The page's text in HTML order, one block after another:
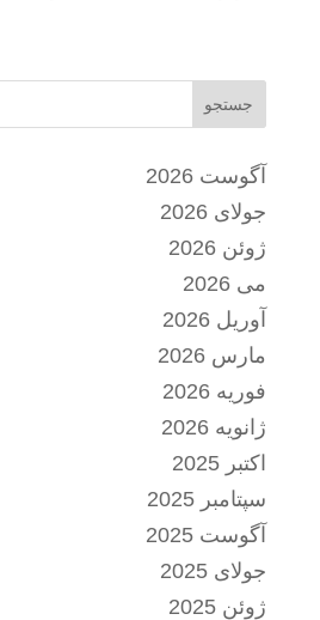
جستجو
آگوست 2026
جولای 2026
ژوئن 2026
می 2026
آوریل 2026
مارس 2026
فوریه 2026
ژانویه 2026
اکتبر 2025
سپتامبر 2025
آگوست 2025
جولای 2025
ژوئن 2025